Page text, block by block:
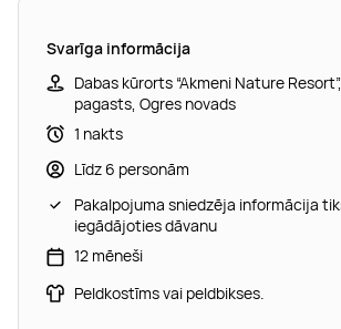
Svarīga informācija
Dabas kūrorts “Akmeni Nature
pagasts, Ogres novads
1 nakts
Līdz 6 personām
Pakalpojuma sniedzēja informācija
iegādājoties dāvanu
12 mēneši
Peldkostīms vai peldbikses.